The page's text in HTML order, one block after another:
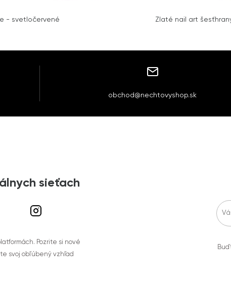
- svetločervené Zlaté nail art
obchod@nechtovyshop.sk
sieťach
Pozrite si nové
svoj obľúbený vzhľad